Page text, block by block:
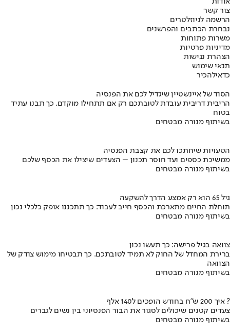
צור קשר
הרשמה לניוזלטרים
נבחרת הכתבים והפרשנים
משרות פתוחות
מדיניות פרטיות
הצהרת נגישות
תנאי שימוש
כדאילהכיר
הסוד של איינשטיין שיגדיל לכם את הפנסיה
הריבית דריבית עובדת לטובתכם רק אם תתחילו מוקדם. כך תבנו עתיד
בטוח
בשיתוף מנורה מבטחים
הטעויות שיחתכו לכם את קצבת הפנסיה
ממשיכת כספים ועד חוסר תכנון – הצעדים שיצילו את הכסף שלכם
בשיתוף מנורה מבטחים
גיל 65 הוא רק אמצע הדרך להשקעה
תוחלת החיים מתארכת והכסף חייב לעבוד: כך תתכננו אופק כלכלי נכון
בשיתוף מנורה מבטחים
צוואה בגיל פרישה: כך תעשו נכון
ברירת המחדל של החוק לא תמיד לטובתכם. כך תבטיחו מימוש צודק של
הצוואה
בשיתוף מנורה מבטחים
איך 200 ש"ח בחודש הופכים ל140 אלף ?
צעדים קטנים שיכולים לסגור את הבור הפנסיוני בין נשים לגברים
בשיתוף מנורה מבטחים